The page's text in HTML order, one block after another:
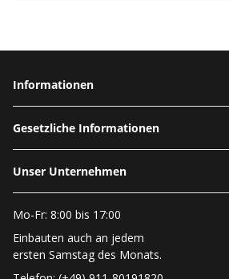
Informationen
Gesetzliche Informationen
Unser Unternehmen
Mo-Fr: 8:00 bis 17:00
Einbauten auch an jedem
ersten Samstag des Monats.